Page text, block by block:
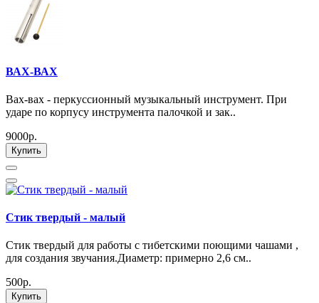
ВАХ-ВАХ
Вах-вах - перкуссионный музыкальный инструмент. При
ударе по корпусу инструмента палочкой и зак..
9000р.
Купить
Стик твердый - малый
Стик твердый для работы с тибетскими поющими чашами ,
для создания звучания.Диаметр: примерно 2,6 см..
500р.
Купить